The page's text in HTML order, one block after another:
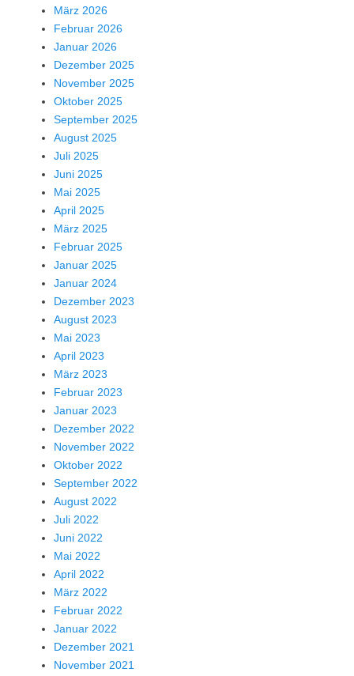
März 2026
Februar 2026
Januar 2026
Dezember 2025
November 2025
Oktober 2025
September 2025
August 2025
Juli 2025
Juni 2025
Mai 2025
April 2025
März 2025
Februar 2025
Januar 2025
Januar 2024
Dezember 2023
August 2023
Mai 2023
April 2023
März 2023
Februar 2023
Januar 2023
Dezember 2022
November 2022
Oktober 2022
September 2022
August 2022
Juli 2022
Juni 2022
Mai 2022
April 2022
März 2022
Februar 2022
Januar 2022
Dezember 2021
November 2021